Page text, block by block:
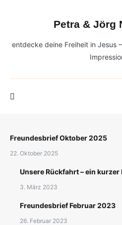
Petra & Jörg
entdecke deine Freiheit in Jesus
Freundesbrief Oktober 2025
22. Oktober 2025
Unsere Rückfahrt – ein kurzer
3. März 2023
Freundesbrief Februar 2023
26. Februar 2023